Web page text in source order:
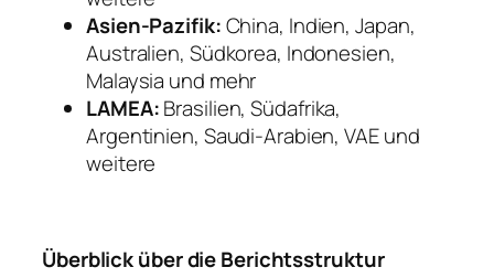
Asien-Pazifik:China, Indien, Japan,
Australien, Südkorea, Indonesien,
Malaysia und mehr
LAMEA:Brasilien, Südafrika,
Argentinien, Saudi-Arabien, VAE und
weitere
Überblick über die Berichtsstruktur